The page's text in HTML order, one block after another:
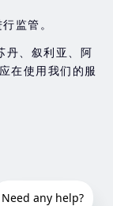
监管。
丹、叙利亚、阿
在使用我们的服